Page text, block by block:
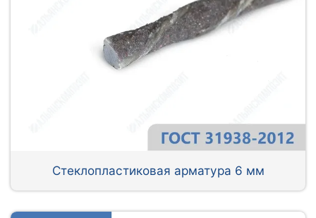
Стеклопластиковая арматура 6 мм